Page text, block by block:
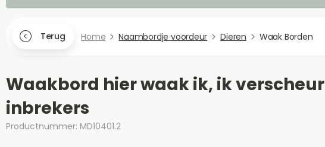
Terug Home Naambordje voordeur Dieren Waak Borden
Waakbord hier waak ik, ik verscheur
inbrekers
Productnummer: MD10401.2